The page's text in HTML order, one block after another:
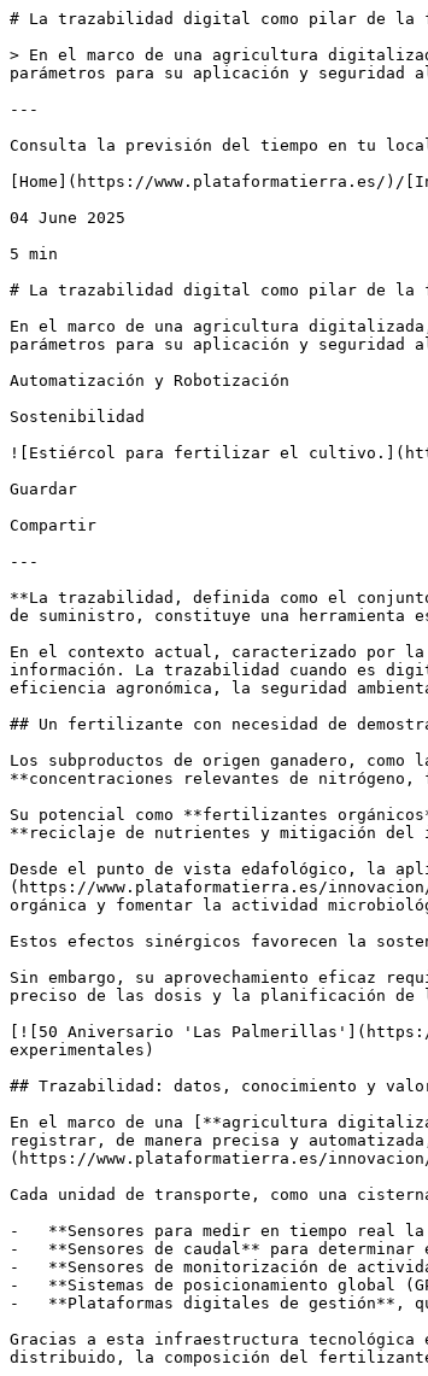
# La trazabilidad digital como pilar de la
> En el marco de una agricultura
parámetros para su aplicación y seguridad
---
Consulta la previsión del tiempo en tu
[Home](https://www.plataformatierra.es/)/
04 June 2025
5 min
# La trazabilidad digital como pilar de la
En el marco de una agricultura
parámetros para su aplicación y seguridad
Automatización y Robotización
Sostenibilidad
![Estiércol para fertilizar el
Guardar
Compartir
---
**La trazabilidad, definida como el
de suministro, constituye una herramienta
En el contexto actual, caracterizado por la
información. La trazabilidad cuando es
eficiencia agronómica, la seguridad
## Un fertilizante con necesidad de
Los subproductos de origen ganadero,
**concentraciones relevantes de
Su potencial como **fertilizantes
**reciclaje de nutrientes y mitigación del
Desde el punto de vista edafológico, la
(https://www.plataformatierra.es/
orgánica y fomentar la actividad
Estos efectos sinérgicos favorecen la
Sin embargo, su aprovechamiento eficaz
preciso de las dosis y la planificación de la
[![50 Aniversario 'Las Palmerillas'](https://
experimentales)
## Trazabilidad: datos, conocimiento y
En el marco de una [**agricultura
registrar, de manera precisa y
(https://www.plataformatierra.es/
Cada unidad de transporte, como una
-   **Sensores para medir en tiempo real
-   **Sensores de caudal** para determinar
-   **Sensores de monitorización de
-   **Sistemas de posicionamiento global
-   **Plataformas digitales de gestión**,
Gracias a esta infraestructura tecnológica
distribuido, la composición del